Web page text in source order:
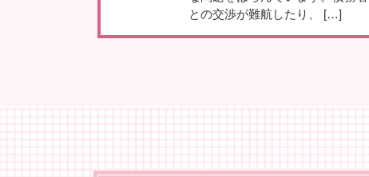
との交渉が難航したり、 […]